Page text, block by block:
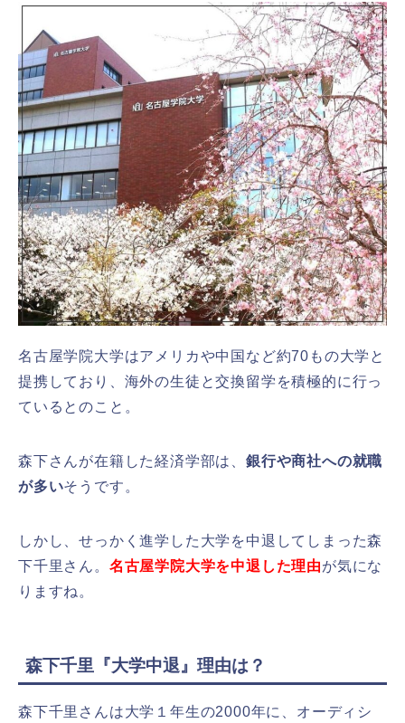
名古屋学院大学はアメリカや中国など約70もの大学と
提携しており、海外の生徒と交換留学を積極的に行っ
ているとのこと。
森下さんが在籍した経済学部は、 銀行や商社への就職
が多いそうです。
しかし、せっかく進学した大学を中退してしまった森
下千里さん。 名古屋学院大学を中退した理由が気にな
りますね。
森下千里『大学中退』理由は？
森下千里さんは大学１年生の2000年に、オーディシ